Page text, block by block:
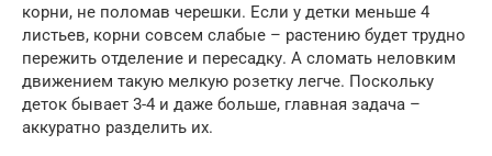
корни, не поломав черешки. Если у детки меньше 4
листьев, корни совсем слабые – растению будет трудно
пережить отделение и пересадку. А сломать неловким
движением такую мелкую розетку легче. Поскольку
деток бывает 3-4 и даже больше, главная задача –
аккуратно разделить их.